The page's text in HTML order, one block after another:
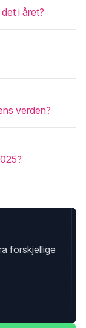
i året?
verden?
forskjellige